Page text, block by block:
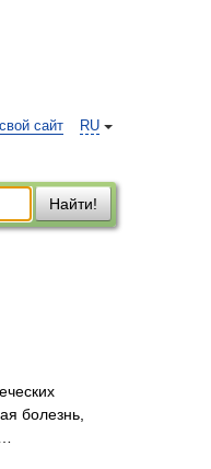
RU
сайт
Найти!
болезнь,